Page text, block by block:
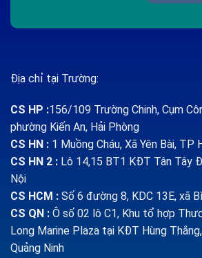
Địa chỉ tại Trường:
CS HP :156/109 Trường Chinh, Cụm
phường Kiến An, Hải Phòng
CS HN : 1 Muồng Cháu, Xã Yên Bài, TP
CS HN 2 : Lô 14,15 BT1 KĐT Tân Tây
Nội
CS HCM : Số 6 đường 8, KDC 13E, xã
CS QN : Ô số 02 lô C1, Khu tổ hợp
Long Marine Plaza tại KĐT Hùng
Quảng Ninh